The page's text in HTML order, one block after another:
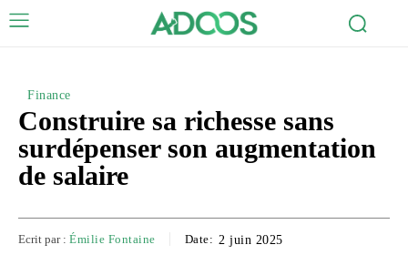
Finance
Construire sa richesse sans
surdépenser son augmentation
de salaire
Ecrit par : Émilie Fontaine Date: 2 juin 2025